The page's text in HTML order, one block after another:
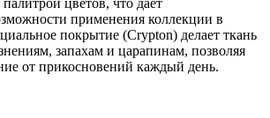
цветов, что дает
применения коллекции в
покрытие (Crypton) делает ткань
запахам и царапинам, позволяя
от прикосновений каждый день.